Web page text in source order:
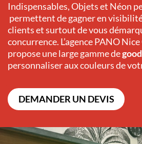
Indispensables, Objets et Néon
permettent de gagner en
clients et surtout de vous
concurrence. L’agence PANO
propose une large gamme de
personnaliseraux couleurs de
DEMANDER UN DEVIS